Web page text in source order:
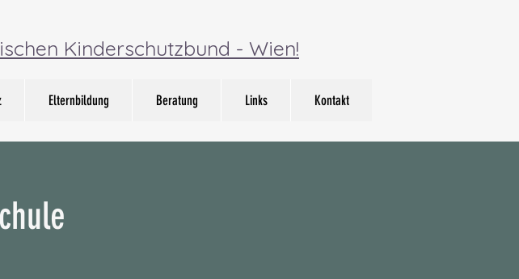
Kinderschutzbund - Wien!
Elternbildung Beratung Links Kontakt